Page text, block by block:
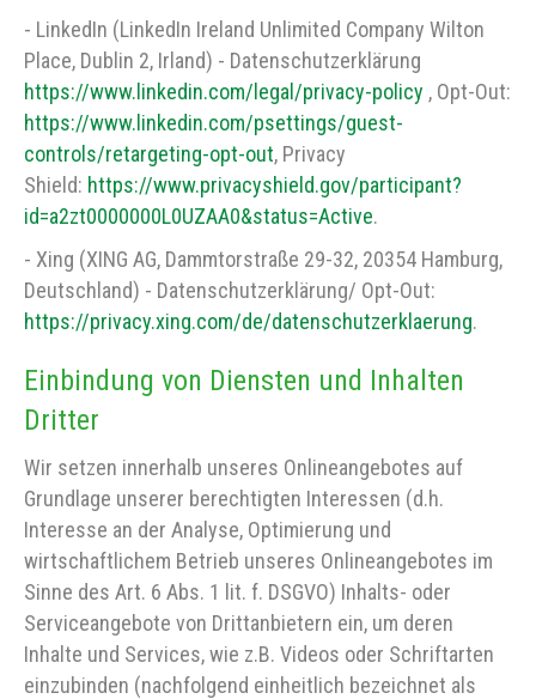
- LinkedIn (LinkedIn Ireland Unlimited Company Wilton
Place, Dublin 2, Irland) - Datenschutzerklärung
https://www.linkedin.com/legal/privacy-policy , Opt-Out:
https://www.linkedin.com/psettings/guest-
controls/retargeting-opt-out, Privacy
Shield: https://www.privacyshield.gov/participant?
id=a2zt0000000L0UZAA0&status=Active.
- Xing (XING AG, Dammtorstraße 29-32, 20354 Hamburg,
Deutschland) - Datenschutzerklärung/ Opt-Out:
https://privacy.xing.com/de/datenschutzerklaerung.
Einbindung von Diensten und Inhalten
Dritter
Wir setzen innerhalb unseres Onlineangebotes auf
Grundlage unserer berechtigten Interessen (d.h.
Interesse an der Analyse, Optimierung und
wirtschaftlichem Betrieb unseres Onlineangebotes im
Sinne des Art. 6 Abs. 1 lit. f. DSGVO) Inhalts- oder
Serviceangebote von Drittanbietern ein, um deren
Inhalte und Services, wie z.B. Videos oder Schriftarten
einzubinden (nachfolgend einheitlich bezeichnet als